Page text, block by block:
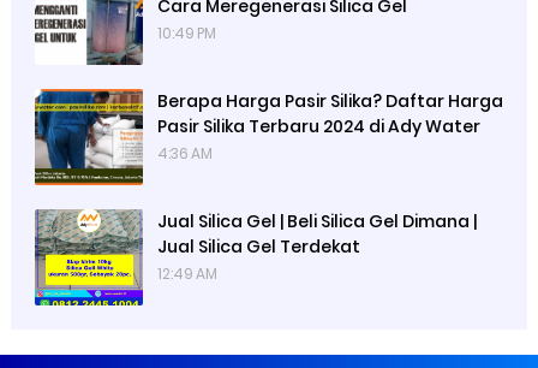
Cara Meregenerasi Silica Gel
10:49 PM
Berapa Harga Pasir Silika? Daftar Harga
Pasir Silika Terbaru 2024 di Ady Water
4:36 AM
Jual Silica Gel | Beli Silica Gel Dimana |
Jual Silica Gel Terdekat
12:49 AM